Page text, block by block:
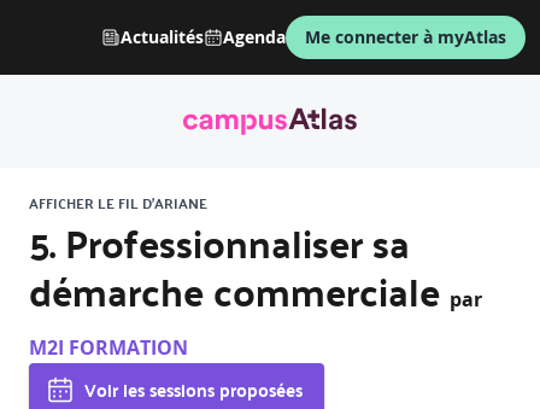
Actualités Agenda Me connecter à myAtlas
AFFICHER LE FIL D'ARIANE
5. Professionnaliser sa
démarche commerciale par
M2I FORMATION
Voir les sessions proposées